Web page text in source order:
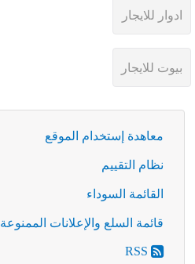
معاهدة إستخدام الموقع
نظام التقييم
القائمة السوداء
قائمة السلع والإعلانات الممنوعة